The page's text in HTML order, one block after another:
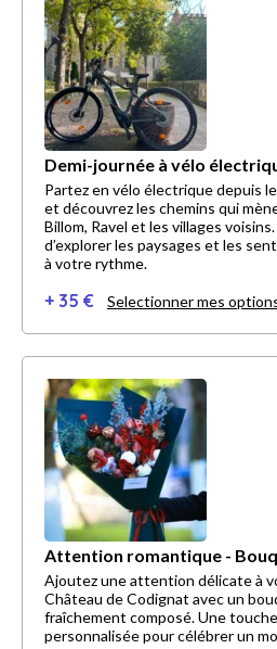
Demi-journée à vélo
Partez en vélo électrique depuis
et découvrez les chemins qui
Billom, Ravel et les villages
d’explorer les paysages et les
à votre rythme.
+ 35 € Selectionner mes
Attention romantique -
Ajoutez une attention délicate à
Château de Codignat avec un
fraîchement composé. Une
personnalisée pour célébrer un